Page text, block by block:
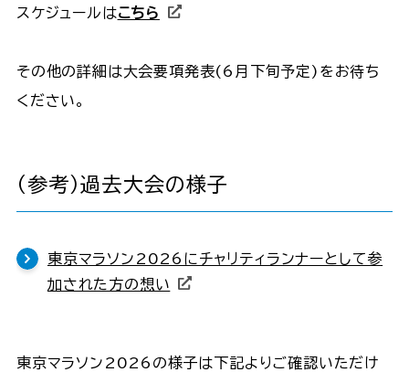
スケジュールはこちら
その他の詳細は大会要項発表(6月下旬予定)をお待ち
ください。
（参考）過去大会の様子
東京マラソン2026にチャリティランナーとして参
加された方の想い
東京マラソン2026の様子は下記よりご確認いただけ